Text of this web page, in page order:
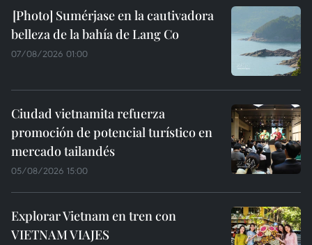
Sumérjase en la cautivadora
belleza de la bahía de Lang Co
07/08/2026 01:00
Ciudad vietnamita refuerza
promoción de potencial turístico en
mercado tailandés
05/08/2026 15:00
Explorar Vietnam en tren con
VIETNAM VIAJES